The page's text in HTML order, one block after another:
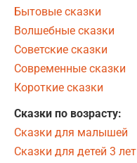
Бытовые сказки
Волшебные сказки
Советские сказки
Современные сказки
Короткие сказки
Сказки по возрасту:
Сказки для малышей
Сказки для детей 3 лет